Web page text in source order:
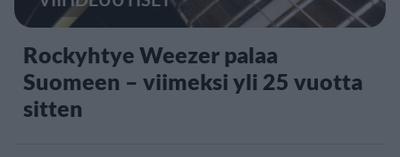
Rockyhtye Weezer palaa
Suomeen – viimeksi yli 25 vuotta
sitten